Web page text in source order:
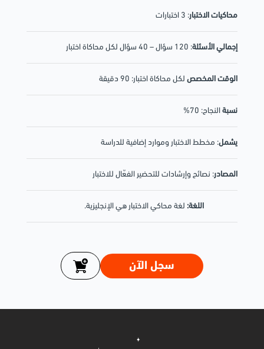
محاكيات الاختبار: 3 اختبارات
إجمالي الأسئلة: 120 سؤال – 40 سؤال لكل محاكاة اختبار
الوقت المخصص لكل محاكاة اختبار: 90 دقيقة
نسبة النجاح: 70%
يشمل: مخطط الاختبار وموارد إضافية للدراسة
المصادر: نصائح وإرشادات للتحضير الفعّال للاختبار
اللغة: لغة محاكي الاختبار هي الإنجليزية.
سجل الآن